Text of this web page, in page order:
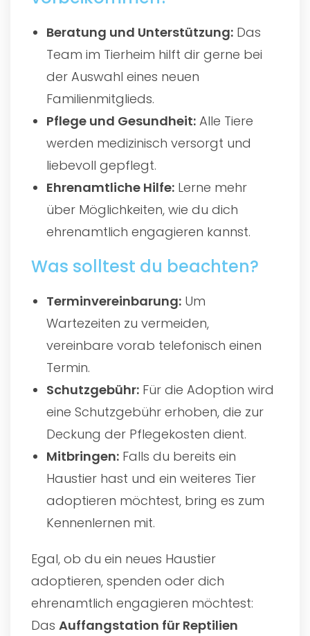
Beratung und Unterstützung: Das
Team im Tierheim hilft dir gerne bei
der Auswahl eines neuen
Familienmitglieds.
Pflege und Gesundheit: Alle Tiere
werden medizinisch versorgt und
liebevoll gepflegt.
Ehrenamtliche Hilfe: Lerne mehr
über Möglichkeiten, wie du dich
ehrenamtlich engagieren kannst.
Was solltest du beachten?
Terminvereinbarung: Um
Wartezeiten zu vermeiden,
vereinbare vorab telefonisch einen
Termin.
Schutzgebühr: Für die Adoption wird
eine Schutzgebühr erhoben, die zur
Deckung der Pflegekosten dient.
Mitbringen: Falls du bereits ein
Haustier hast und ein weiteres Tier
adoptieren möchtest, bring es zum
Kennenlernen mit.
Egal, ob du ein neues Haustier
adoptieren, spenden oder dich
ehrenamtlich engagieren möchtest:
Das Auffangstation für Reptilien